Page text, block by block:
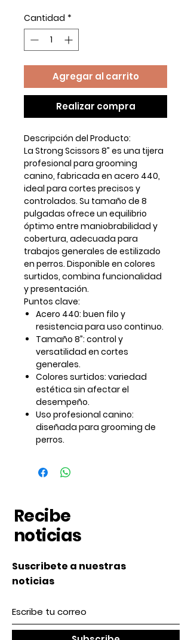
Cantidad *
Agregar al carrito
Realizar compra
Descripción del Producto:
La Strong Scissors 8” es una tijera
profesional para grooming
canino, fabricada en acero 440,
ideal para cortes precisos y
controlados. Su tamaño de 8
pulgadas ofrece un equilibrio
óptimo entre maniobrabilidad y
cobertura, adecuada para
trabajos generales de estilizado
en perros. Disponible en colores
surtidos, combina funcionalidad
y presentación.
Puntos clave:
Acero 440: buen filo y
resistencia para uso continuo.
Tamaño 8”: control y
versatilidad en cortes
generales.
Colores surtidos: variedad
estética sin afectar el
desempeño.
Uso profesional canino:
diseñada para grooming de
perros.
Recibe
noticias
Suscribete a nuestras
noticias